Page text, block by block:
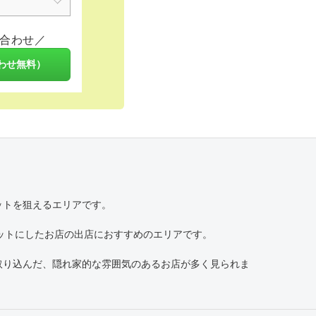
わせ／
せ無料）
を狙えるエリアです。
にしたお店の出店におすすめのエリアです。
込んだ、隠れ家的な雰囲気のあるお店が多く見られま